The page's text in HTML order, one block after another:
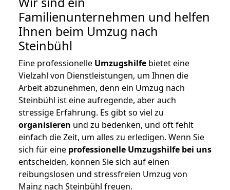
Familienunternehmen und helfen
Ihnen beim Umzug nach
Steinbühl
Eine professionelle Umzugshilfe bietet eine
Vielzahl von Dienstleistungen, um Ihnen die
Arbeit abzunehmen, denn ein Umzug nach
Steinbühl ist eine aufregende, aber auch
stressige Erfahrung. Es gibt so viel zu
organisieren und zu bedenken, und oft fehlt
einfach die Zeit, um alles zu erledigen. Wenn Sie
sich für eine professionelle Umzugshilfe bei uns
entscheiden, können Sie sich auf einen
reibungslosen und stressfreien Umzug von
Mainz nach Steinbühl freuen.